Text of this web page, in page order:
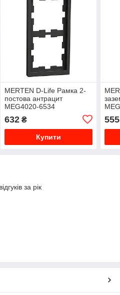
MERTEN D-Life Рамка 2-
постова антрацит
MEG4020-6534
632₴
Купити
555
за рік